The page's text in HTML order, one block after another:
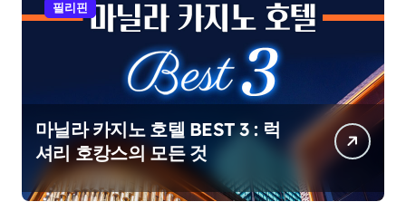
필리핀
마닐라 카지노 호텔 BEST 3 : 럭
셔리 호캉스의 모든 것